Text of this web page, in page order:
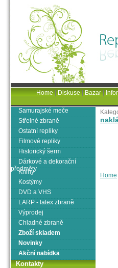
Home
Samurajské meče
Střelné zbraně
Ostatní repliky
Filmové repliky
Historický šerm
Dárkové a dekorační
předměty
Knihy
Kostýmy
DVD a VHS
LARP - latex zbraně
Výprodej
Chladné zbraně
Zboží skladem
Novinky
Akční nabídka
Kontakty
Home|Diskuse|Bazar|